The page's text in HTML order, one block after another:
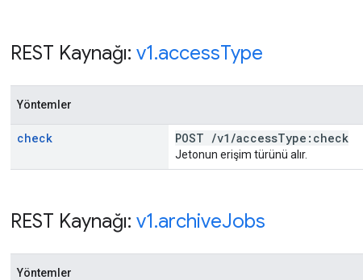
REST Kaynağı: v1.accessType
Yöntemler
check POST /v1 /accessType:check
Jetonun erişim türünü alır.
REST Kaynağı: v1.archiveJobs
Yöntemler